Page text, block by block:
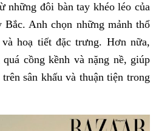
những đôi bàn tay khéo léo của
Bắc. Anh chọn những mảnh thổ
hoạ tiết đặc trưng. Hơn nữa,
cồng kềnh và nặng nề, giúp
sân khấu và thuận tiện trong